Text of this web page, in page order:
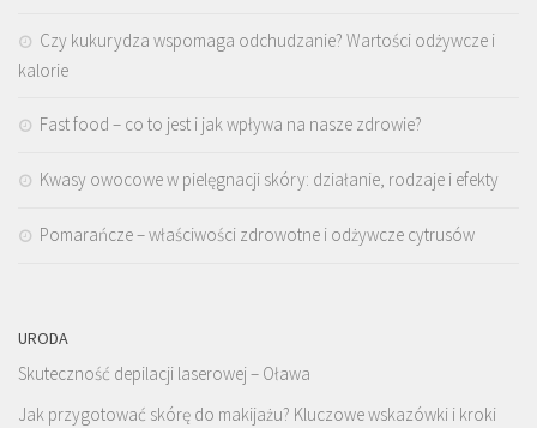
Czy kukurydza wspomaga odchudzanie? Wartości odżywcze i
kalorie
Fast food – co to jest i jak wpływa na nasze zdrowie?
Kwasy owocowe w pielęgnacji skóry: działanie, rodzaje i efekty
Pomarańcze – właściwości zdrowotne i odżywcze cytrusów
URODA
Skuteczność depilacji laserowej – Oława
Jak przygotować skórę do makijażu? Kluczowe wskazówki i kroki